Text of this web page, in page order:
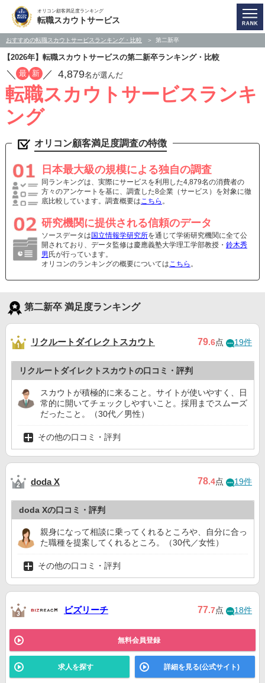
オリコン顧客満足度ランキング
転職スカウトサービス
おすすめの転職スカウトサービスランキング・比較 第二新卒
【2026年】転職スカウトサービスの第二新卒ランキング・比較
／ 最 新 ／ 4,879名が選んだ
転職スカウトサービスランキ
ング
オリコン顧客満足度調査の特徴
日本最大級の規模による独自の調査
同ランキングは、実際にサービスを利用した4,879名の消費者の
方々のアンケートを基に、調査した8企業（サービス）を対象に徹
底比較しています。調査概要はこちら 。
研究機関に提供される信頼のデータ
ソースデータは 国立情報学研究所を通じて学術研究機関に全て公
開されており、データ監修は慶應義塾大学理工学部教授・ 鈴木秀
男 氏が行っています。
オリコンのランキングの概要についてはこちら 。
第二新卒 満足度ランキング
リクルートダイレクトスカウト 79.6点 19件
リクルートダイレクトスカウトの口コミ・評判
スカウトが積極的に来ること。サイトが使いやすく、日
常的に開いてチェックしやすいこと。採用までスムーズ
だったこと。（30代／男性）
その他の口コミ・評判
doda X 78.4点 19件
doda Xの口コミ・評判
親身になって相談に乗ってくれるところや、自分に合っ
た職種を提案してくれるところ。（30代／女性）
その他の口コミ・評判
ビズリーチ 77.7点 18件
無料会員登録
求人を探す 詳細を見る(公式サイト)